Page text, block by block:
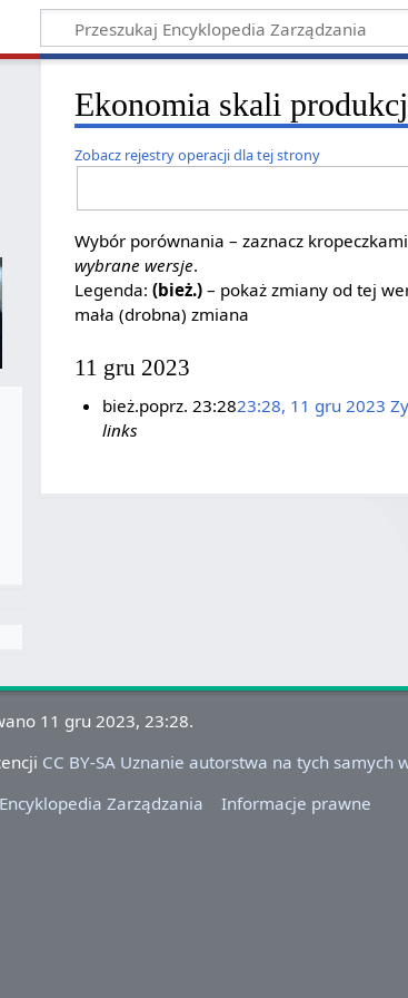
Ekonomia skali
Zobacz rejestry operacji dla tej strony
Wybór porównania – zaznacz
wybrane wersje.
Legenda:(bież.) – pokaż zmiany od tej
mała (drobna) zmiana
11 gru 2023
bież.poprz. 23:2823:28, 11 gru 2023
links
11 gru 2023, 23:28.
CC BY-SA Uznanie autorstwa na tych samych
Zarządzania Informacje prawne